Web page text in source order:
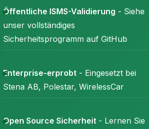
Öffentliche ISMS-Validierung - Siehe
unser vollständiges
Sicherheitsprogramm auf GitHub
Enterprise-erprobt - Eingesetzt bei
Stena AB, Polestar, WirelessCar
Open Source Sicherheit - Lernen Sie